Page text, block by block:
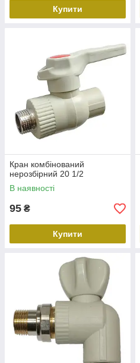
Купити
Кран комбінований
нерозбірний 20 1/2
В наявності
95 ₴
Купити